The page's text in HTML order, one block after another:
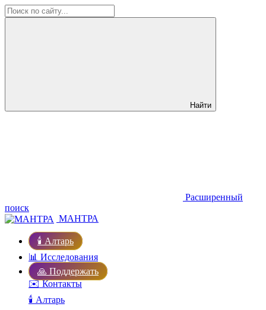
Найти
Расширенный
поиск
МАНТРА
🕯️ Алтарь
📊 Исследования
🙏 Поддержать
✉️ Контакты
🕯️ Алтарь